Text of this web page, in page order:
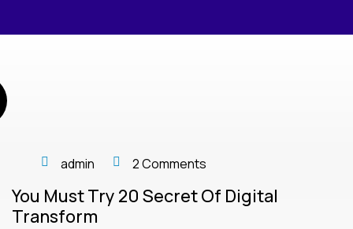
admin 2 Comments
You Must Try 20 Secret Of Digital
Transform